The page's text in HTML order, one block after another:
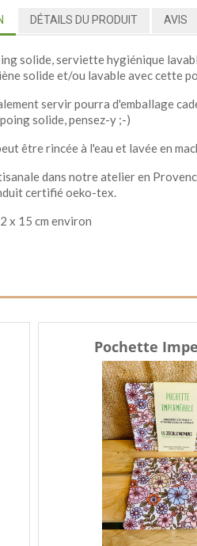
DÉTAILS DU PRODUIT AVIS
solide, serviette hygiénique
solide et/ou lavable avec cette
servir pourra d'emballage
solide, pensez-y ;-)
être rincée à l'eau et lavée en
dans notre atelier en
certifié oeko-tex.
x 15 cm environ
Pochette